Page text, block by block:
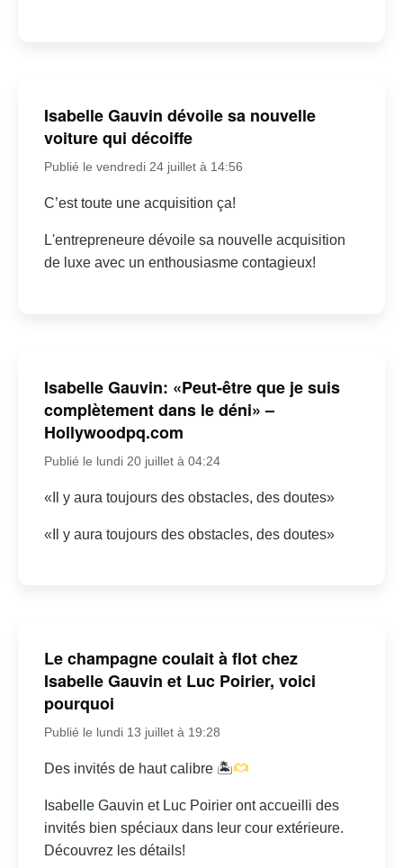
Isabelle Gauvin dévoile sa nouvelle
voiture qui décoiffe
Publié le vendredi 24 juillet à 14:56
C’est toute une acquisition ça!
L'entrepreneure dévoile sa nouvelle acquisition
de luxe avec un enthousiasme contagieux!
Isabelle Gauvin: «Peut-être que je suis
complètement dans le déni» –
Hollywoodpq.com
Publié le lundi 20 juillet à 04:24
«Il y aura toujours des obstacles, des doutes»
«Il y aura toujours des obstacles, des doutes»
Le champagne coulait à flot chez
Isabelle Gauvin et Luc Poirier, voici
pourquoi
Publié le lundi 13 juillet à 19:28
Des invités de haut calibre 🏝
Isabelle Gauvin et Luc Poirier ont accueilli des
invités bien spéciaux dans leur cour extérieure.
Découvrez les détails!